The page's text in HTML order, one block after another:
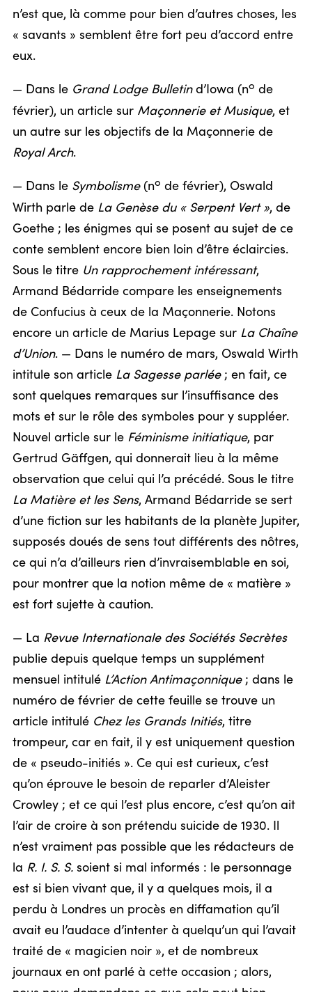
n’est que, là comme pour bien d’autres choses, les
« savants » semblent être fort peu d’accord entre
eux.
— Dans le Grand Lodge Bulletind’Iowa (no de
février), un article sur Maçonnerie et Musique, et
un autre sur les objectifs de la Maçonnerie de
Royal Arch.
— Dans le Symbolisme(no de février), Oswald
Wirth parle de La Genèse du « Serpent Vert », de
Goethe ; les énigmes qui se posent au sujet de ce
conte semblent encore bien loin d’être éclaircies.
Sous le titre Un rapprochement intéressant,
Armand Bédarride compare les enseignements
de Confucius à ceux de la Maçonnerie. Notons
encore un article de Marius Lepage sur La Chaîne
d’Union. — Dans le numéro de mars, Oswald Wirth
intitule son article La Sagesse parlée; en fait, ce
sont quelques remarques sur l’insuffisance des
mots et sur le rôle des symboles pour y suppléer.
Nouvel article sur le Féminisme initiatique, par
Gertrud Gäffgen, qui donnerait lieu à la même
observation que celui qui l’a précédé. Sous le titre
La Matière et les Sens, Armand Bédarride se sert
d’une fiction sur les habitants de la planète Jupiter,
supposés doués de sens tout différents des nôtres,
ce qui n’a d’ailleurs rien d’invraisemblable en soi,
pour montrer que la notion même de « matière »
est fort sujette à caution.
— La Revue Internationale des Sociétés Secrètes
publie depuis quelque temps un supplément
mensuel intitulé L’Action Antimaçonnique; dans le
numéro de février de cette feuille se trouve un
article intitulé Chez les Grands Initiés, titre
trompeur, car en fait, il y est uniquement question
de « pseudo-initiés ». Ce qui est curieux, c’est
qu’on éprouve le besoin de reparler d’Aleister
Crowley ; et ce qui l’est plus encore, c’est qu’on ait
l’air de croire à son prétendu suicide de 1930. Il
n’est vraiment pas possible que les rédacteurs de
la R. I. S. S. soient si mal informés : le personnage
est si bien vivant que, il y a quelques mois, il a
perdu à Londres un procès en diffamation qu’il
avait eu l’audace d’intenter à quelqu’un qui l’avait
traité de « magicien noir », et de nombreux
journaux en ont parlé à cette occasion ; alors,